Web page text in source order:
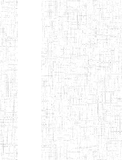
NIGHTINGALE
TEACHER
TRAINING
COLLEGE
CHRIST THE
KING TEACHER
TRAINING
COLLEGE